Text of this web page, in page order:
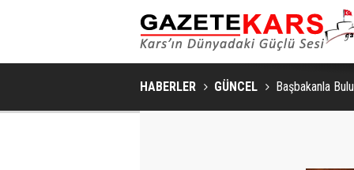
HABERLER GÜNCEL Başbakanla